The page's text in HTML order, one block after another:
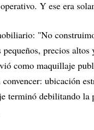
Y ese era
"No
precios
como maquillaje
ubicación
terminó debilitando